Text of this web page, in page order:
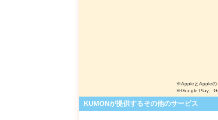
※AppleとAppleの
※Google Play、
KUMONが提供するその他のサービス